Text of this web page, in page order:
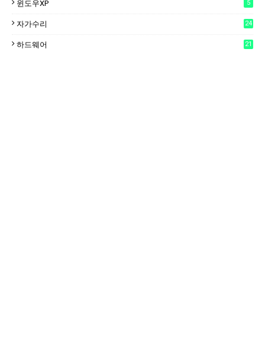
윈도우XP 5
자가수리 24
하드웨어 21